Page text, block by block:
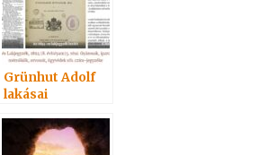
Grünhut Adolf
lakásai